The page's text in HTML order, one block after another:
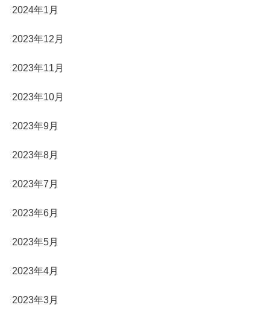
2024年1月
2023年12月
2023年11月
2023年10月
2023年9月
2023年8月
2023年7月
2023年6月
2023年5月
2023年4月
2023年3月